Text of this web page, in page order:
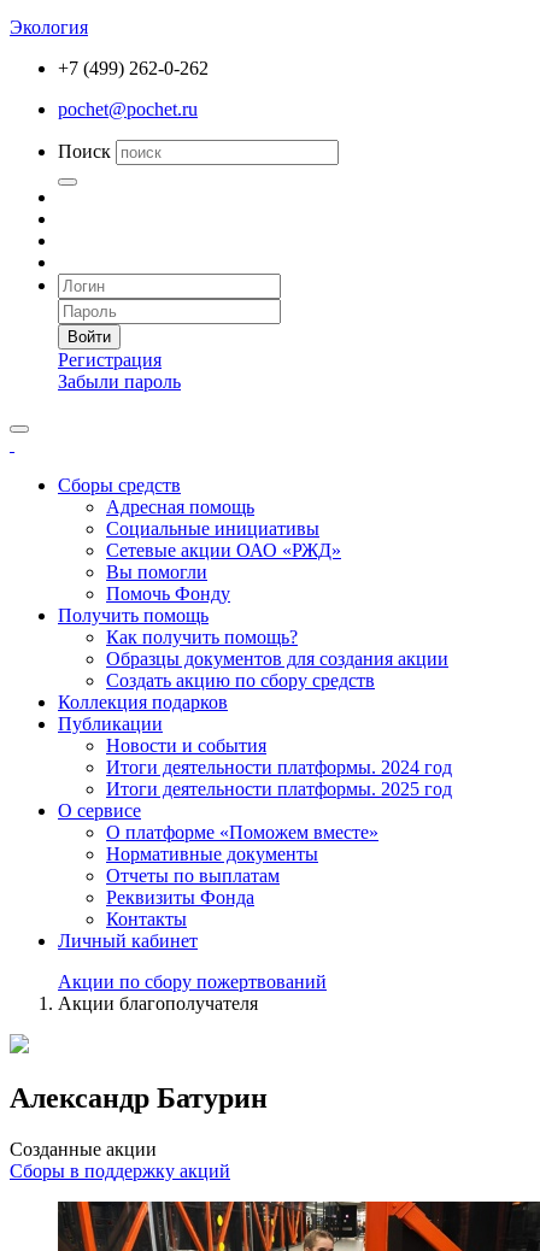
Экология
+7 (499) 262-0-262
pochet@pochet.ru
Поиск
Войти
Регистрация
Забыли пароль
Сборы средств
Адресная помощь
Социальные инициативы
Сетевые акции ОАО «РЖД»
Вы помогли
Помочь Фонду
Получить помощь
Как получить помощь?
Образцы документов для создания акции
Создать акцию по сбору средств
Коллекция подарков
Публикации
Новости и события
Итоги деятельности платформы. 2024 год
Итоги деятельности платформы. 2025 год
О сервисе
О платформе «Поможем вместе»
Нормативные документы
Отчеты по выплатам
Реквизиты Фонда
Контакты
Личный кабинет
Акции по сбору пожертвований
Акции благополучателя
Александр Батурин
Созданные акции
Сборы в поддержку акций